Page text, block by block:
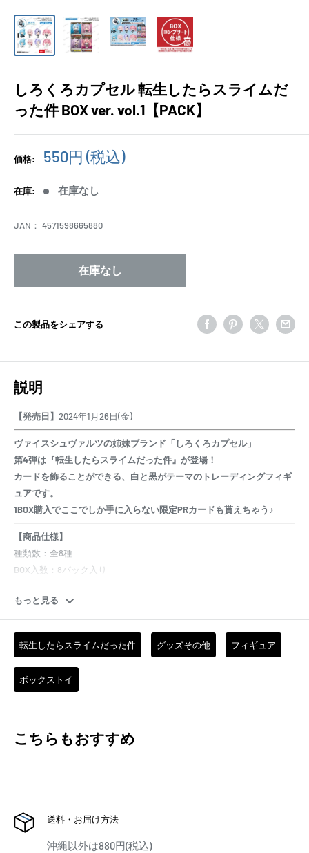
しろくろカプセル 転生したらスライムだ
った件 BOX ver. vol.1【PACK】
価格:
販
価
550円 (税込)
在庫: 在庫なし
JAN： 4571598665880
在庫なし
この製品をシェアする
説明
【発売日】 2024年1月26日(金)
ヴァイスシュヴァルツの姉妹ブランド「しろくろカプセル」
第4弾は『転生したらスライムだった件』が登場！
カードを飾ることができる、白と黒がテーマのトレーディングフィギ
ュアです。
1BOX購入でここでしか手に入らない限定PRカードも貰えちゃう♪
【商品仕様】
種類数：全8種
BOX入数：8パック入り
※1BOXコンプリート仕様
サイズ：約45mm
※BOX入り数以上ご購入の場合、可能な限りBOX形式でお
届けいたします。
※PACK形式でのお届けの場合、コンプリートの保証はでき
【メーカー特典※BOX入り数以上ご購入の場合に限ります】
※特典は予定数量に達し次第、予告なく終了する場合がございます。
ご注意ください。
もっと見る
転生したらスライムだった件 グッズその他 フィギュア
ボックストイ
こちらもおすすめ
送料・お届け方法
沖縄以外は880円(税込)